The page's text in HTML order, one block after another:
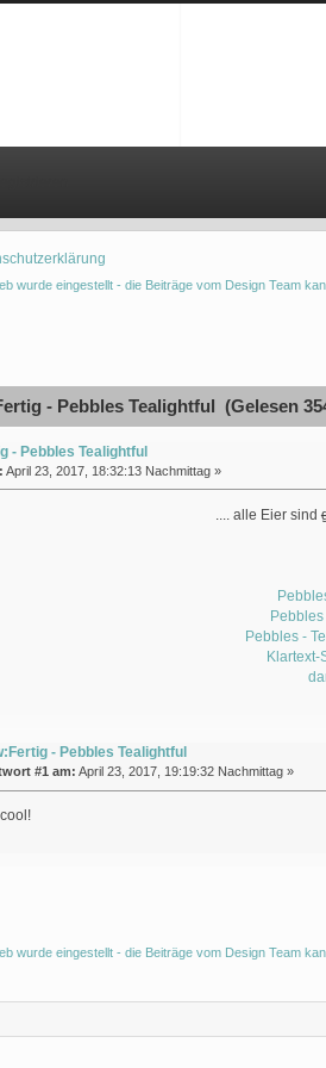
wurde eingestellt - die Beiträge vom Design Team
- Pebbles Tealightful (Gelesen
- Pebbles Tealightful
April 23, 2017, 18:32:13 Nachmittag »
.... alle Eier sind
Pebbles -
Klartext-
- Pebbles Tealightful
#1 am: April 23, 2017, 19:19:32 Nachmittag »
wurde eingestellt - die Beiträge vom Design Team